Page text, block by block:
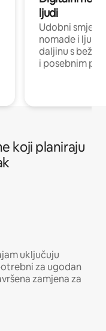
ljudi
Udobni
nomade i ljude
daljinu s
i posebnim
koji planiraju
uključuju
za ugodan
zamjena za